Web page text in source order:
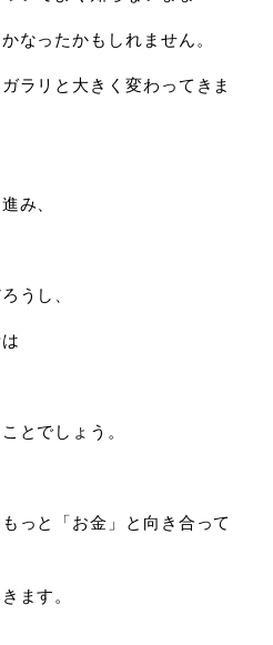
なったかもしれません。
ラリと大きく変わってきま
み、
うし、
とでしょう。
っと「お金」と向き合って
ます。